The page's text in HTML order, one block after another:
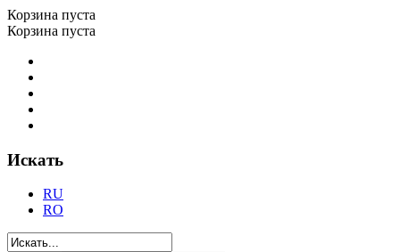
Корзина пуста
Корзина пуста
Искать
RU
RO